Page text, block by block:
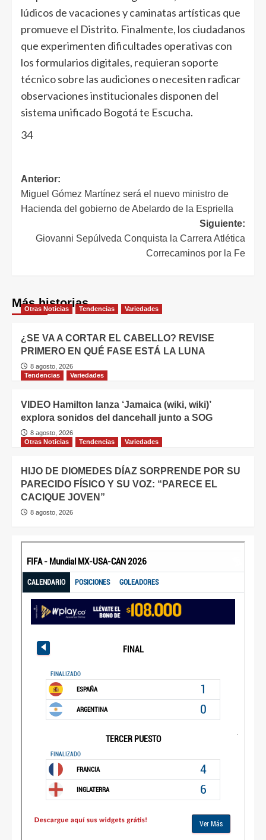
lúdicos de vacaciones y caminatas artísticas que
promueve el Distrito. Finalmente, los ciudadanos
que experimenten dificultades operativas con
los formularios digitales, requieran soporte
técnico sobre las audiciones o necesiten radicar
observaciones institucionales disponen del
sistema unificado Bogotá te Escucha.
34
Anterior:
Miguel Gómez Martínez será el nuevo ministro de
Hacienda del gobierno de Abelardo de la Espriella
Siguiente:
Giovanni Sepúlveda Conquista la Carrera Atlética
Correcaminos por la Fe
Más historias
Otras Noticias Tendencias Variedades
¿SE VA A CORTAR EL CABELLO? REVISE
PRIMERO EN QUÉ FASE ESTÁ LA LUNA
8 agosto, 2026
Tendencias
Variedades
VIDEO Hamilton lanza ‘Jamaica (wiki, wiki)’
explora sonidos del dancehall junto a SOG
8 agosto, 2026
Otras Noticias
Tendencias Variedades
HIJO DE DIOMEDES DÍAZ SORPRENDE POR SU
PARECIDO FÍSICO Y SU VOZ: “PARECE EL
CACIQUE JOVEN”
8 agosto, 2026